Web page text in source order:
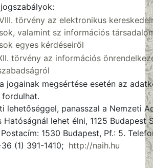
törvény az elektronikus
valamint sz információs
egyes kérdéseiről
törvény az információs
jogainak megsértése esetén az
lehetőséggel, panasszal a Nemzeti
Hatóságnál lehet élni, 1125 Budapest
1530 Budapest, Pf.: 5.
(1) 391-1410; http://naih.hu